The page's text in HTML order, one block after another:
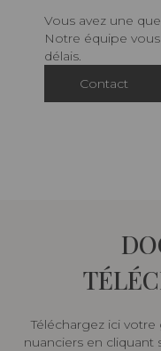
Vous avez une
Notre équipe
délais.
Contact
Téléchargez ici
nuanciers en